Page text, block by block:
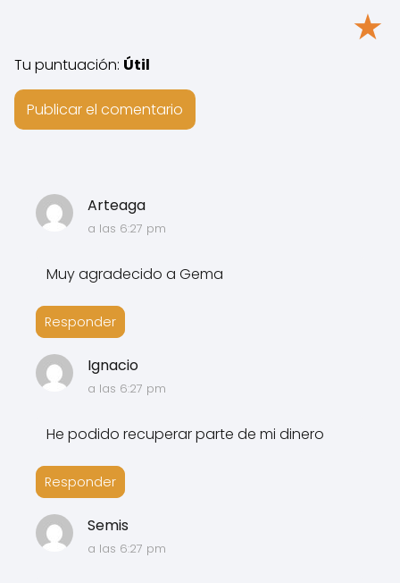
Arteaga
a las 6:27 pm
Muy agradecido a Gema
Responder
Ignacio
a las 6:27 pm
He podido recuperar parte de mi dinero
Responder
Semis
a las 6:27 pm
★
Tu puntuación: Útil